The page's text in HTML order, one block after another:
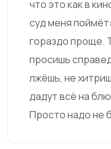
что это как в
суд меня
гораздо проще.
просишь
лжёшь, не
дадут всё на
Просто надо не